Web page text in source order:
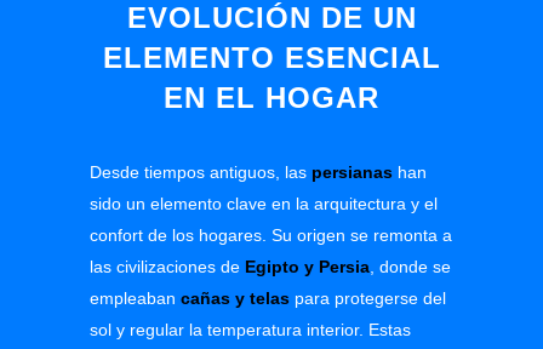
EVOLUCIÓN DE UN
ELEMENTO ESENCIAL
EN EL HOGAR
Desde tiempos antiguos, las persianas han
sido un elemento clave en la arquitectura y el
confort de los hogares. Su origen se remonta a
las civilizaciones de Egipto y Persia, donde se
empleaban cañas y telas para protegerse del
sol y regular la temperatura interior. Estas